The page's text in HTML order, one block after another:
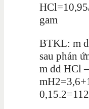
gam
BTKL: m
sau phản
m dd HCl –